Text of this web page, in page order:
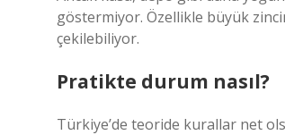
göstermiyor. Özellikle büyük
çekilebiliyor.
Pratikte durum nasıl?
Türkiye’de teoride kurallar net